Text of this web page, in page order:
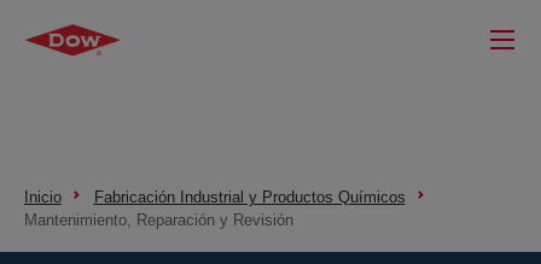
Inicio
Fabricación Industrial y Productos Químicos
Mantenimiento, Reparación y Revisión